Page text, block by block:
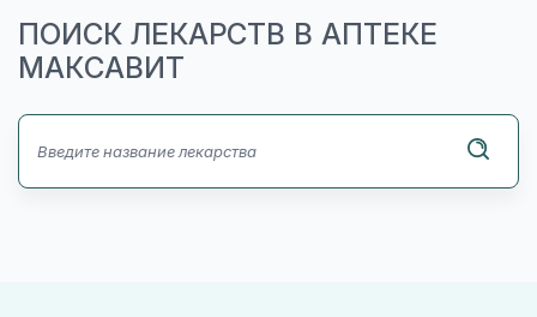
ПОИСК ЛЕКАРСТВ В АПТЕКЕ
МАКСАВИТ